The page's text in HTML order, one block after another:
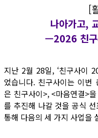
[
나아가고,
—2026 친구
지난 2월 28일, ‘친구사이
었습니다. 친구사이는 이
은 친구사이>, <마음연결>
를 추진해 나갈 것을 공식
통해 다음의 세 가지 사업을